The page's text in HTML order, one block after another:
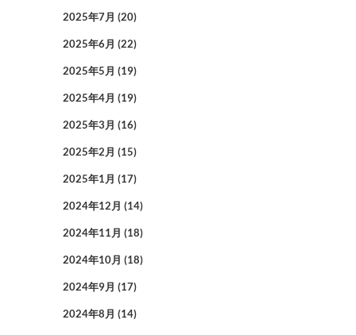
2025年7月 (20)
2025年6月 (22)
2025年5月 (19)
2025年4月 (19)
2025年3月 (16)
2025年2月 (15)
2025年1月 (17)
2024年12月 (14)
2024年11月 (18)
2024年10月 (18)
2024年9月 (17)
2024年8月 (14)